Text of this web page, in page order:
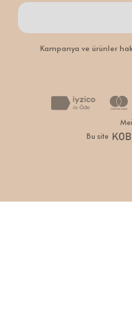
Kampanya ve ürünler
Bu site